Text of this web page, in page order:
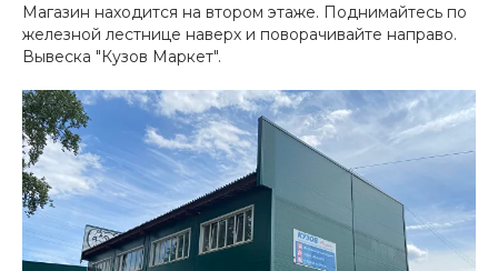
Магазин находится на втором этаже. Поднимайтесь по
железной лестнице наверх и поворачивайте направо.
Вывеска "Кузов Маркет".